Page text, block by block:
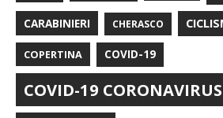
CARABINIERI CHERASCO
COPERTINA COVID-19
COVID-19 CORONAVIRUS